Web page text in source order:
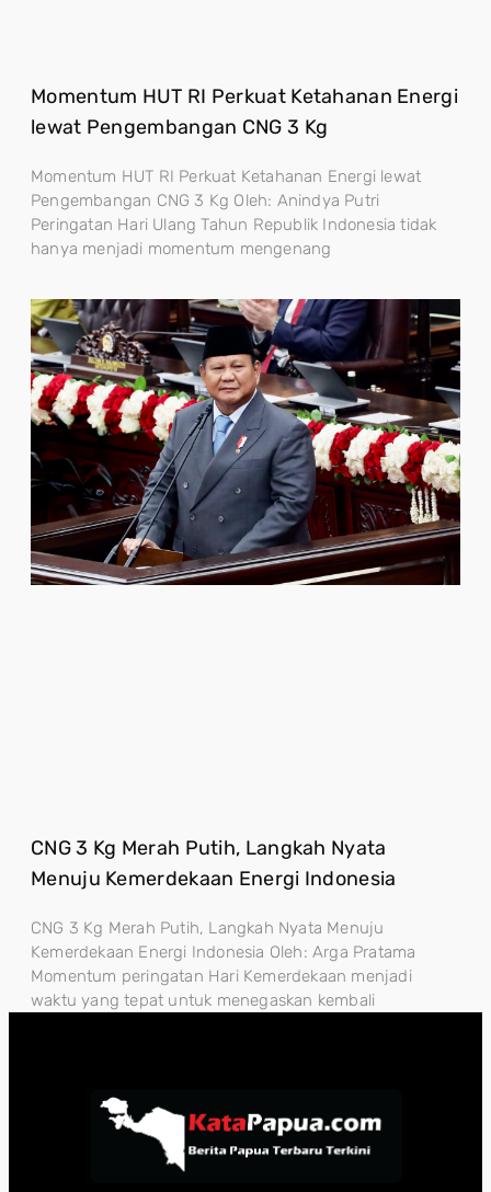
Momentum HUT RI Perkuat Ketahanan Energi
lewat Pengembangan CNG 3 Kg
Momentum HUT RI Perkuat Ketahanan Energi lewat
Pengembangan CNG 3 Kg Oleh: Anindya Putri
Peringatan Hari Ulang Tahun Republik Indonesia tidak
hanya menjadi momentum mengenang
CNG 3 Kg Merah Putih, Langkah Nyata
Menuju Kemerdekaan Energi Indonesia
CNG 3 Kg Merah Putih, Langkah Nyata Menuju
Kemerdekaan Energi Indonesia Oleh: Arga Pratama
Momentum peringatan Hari Kemerdekaan menjadi
waktu yang tepat untuk menegaskan kembali